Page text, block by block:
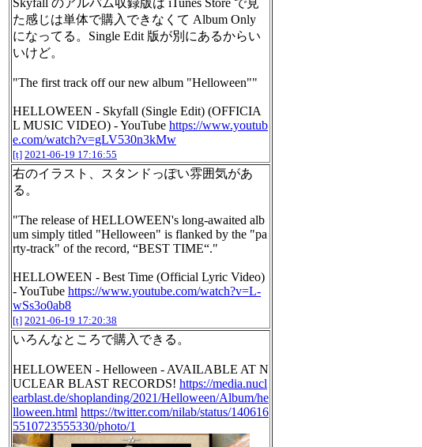
Skyfall のアルバム収録版は iTunes Store で見
た感じは単体で購入できなくて Album Only
になってる。Single Edit 版が別にあるからい
いけど。
"The first track off our new album "Helloween""
HELLOWEEN - Skyfall (Single Edit) (OFFICIA
L MUSIC VIDEO) - YouTube https://www.youtub
e.com/watch?v=gLV530n3kMw
[t] 2021-06-19 17:16:55
右のイラスト、スタンドっぽい雰囲気があ
る。
"The release of HELLOWEEN's long-awaited alb
um simply titled "Helloween" is flanked by the "pa
rty-track" of the record, “BEST TIME“."
HELLOWEEN - Best Time (Official Lyric Video)
- YouTube https://www.youtube.com/watch?v=L-
wSs3o0ab8
[t] 2021-06-19 17:20:38
いろんなところで購入できる。
HELLOWEEN - Helloween - AVAILABLE AT N
UCLEAR BLAST RECORDS! https://media.nucl
earblast.de/shoplanding/2021/Helloween/Album/he
lloween.html https://twitter.com/nilab/status/140616
5510723555330/photo/1